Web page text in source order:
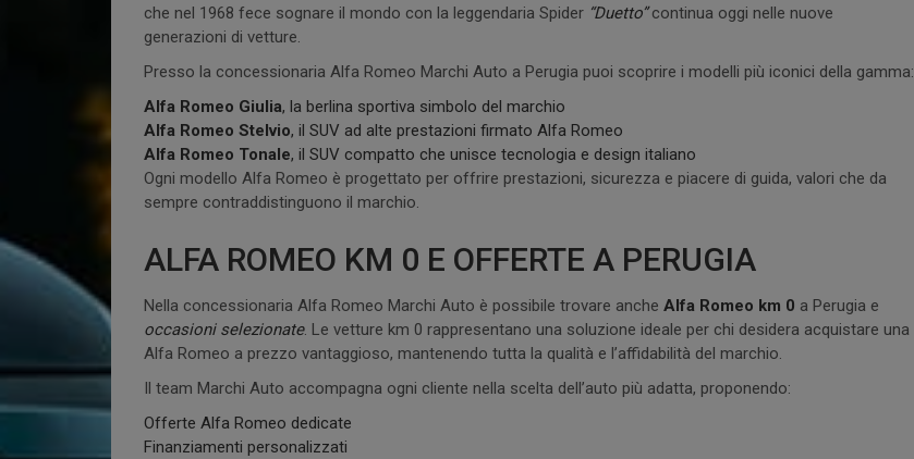
che nel 1968 fece sognare il mondo con la leggendaria Spider “Duetto”continua oggi nelle nuove
generazioni di vetture.
Presso la concessionaria Alfa Romeo Marchi Auto a Perugia puoi scoprire i modelli più iconici della gamma:
Alfa Romeo Giulia, la berlina sportiva simbolo del marchio
Alfa Romeo Stelvio, il SUV ad alte prestazioni firmato Alfa Romeo
Alfa Romeo Tonale, il SUV compatto che unisce tecnologia e design italiano
Ogni modello Alfa Romeo è progettato per offrire prestazioni, sicurezza e piacere di guida, valori che da
sempre contraddistinguono il marchio.
ALFA ROMEO KM 0 E OFFERTE A PERUGIA
Nella concessionaria Alfa Romeo Marchi Auto è possibile trovare anche Alfa Romeo km 0 a Perugia e
occasioni selezionate. Le vetture km 0 rappresentano una soluzione ideale per chi desidera acquistare una
Alfa Romeo a prezzo vantaggioso, mantenendo tutta la qualità e l’affidabilità del marchio.
Il team Marchi Auto accompagna ogni cliente nella scelta dell’auto più adatta, proponendo:
Offerte Alfa Romeo dedicate
Finanziamenti personalizzati